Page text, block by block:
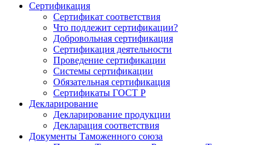
Сертификация
Сертификат соответствия
Что подлежит сертификации?
Добровольная сертификация
Сертификация деятельности
Проведение сертификации
Системы сертификации
Обязательная сертификация
Сертификаты ГОСТ Р
Декларирование
Декларирование продукции
Декларация соответствия
Документы Таможенного союза